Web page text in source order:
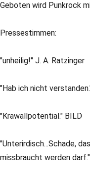
Geboten wird Punkrock
Pressestimmen:
"unheilig!" J. A. Ratzinger
"Hab ich nicht
"Krawallpotential." BILD
"Unterirdisch...Schade,
missbraucht werden